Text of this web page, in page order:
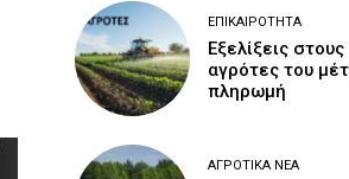
ΕΠΙΚΑΙΡΌΤΗΤΑ
Εξελίξεις
αγρότες του
πληρωμή
ΑΓΡΟΤΙΚΆ ΝΈΑ